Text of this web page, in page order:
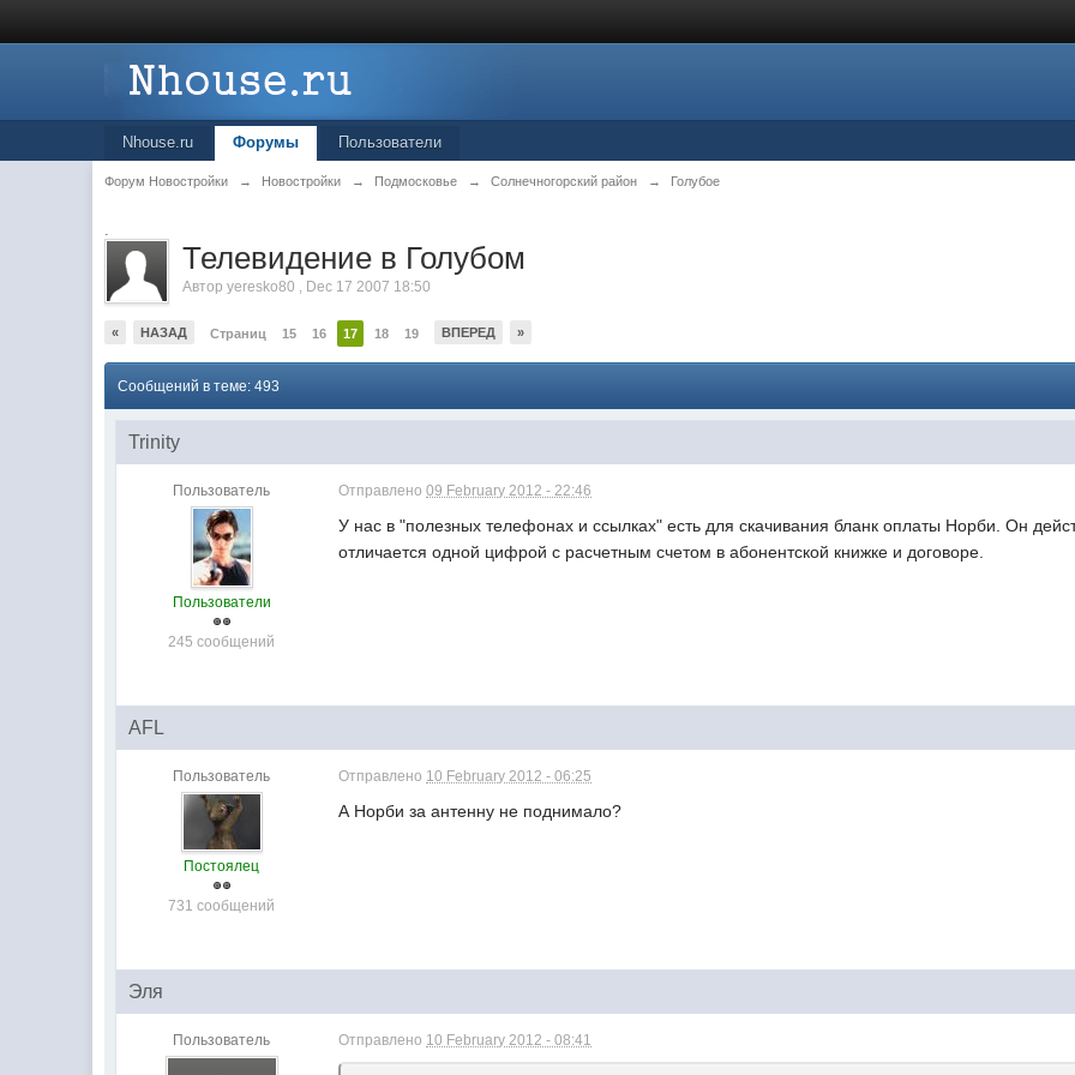
Nhouse.ru Форумы Пользователи
Форум Новостройки → Новостройки → Подмосковье → Солнечногорский район → Голубое
.
Телевидение в Голубом
Авторyeresko80 , Dec 17 2007 18:50
« НАЗАД Страниц 15 16 17 18 19 ВПЕРЕД »
Сообщений в теме: 493
Trinity
Пользователь
Пользователи
245 сообщений
Отправлено09 February 2012 - 22:46
У нас в "полезных телефонах и ссылках" есть для скачивания бланк оплаты Норби. Он
отличается одной цифрой с расчетным счетом в абонентской книжке и договоре.
AFL
Пользователь
Постоялец
731 сообщений
Отправлено 10 February 2012 - 06:25
А Норби за антенну не поднимало?
Эля
Пользователь Отправлено 10 February 2012 - 08:41